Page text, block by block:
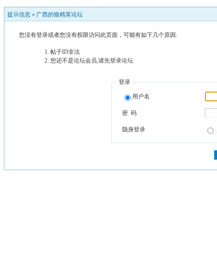
提示信息 » 广西的狼精英论坛
您没有登录或者您没有权限访问此页面，可能有如下几个原因:
帖子ID非法
您还不是论坛会员,请先登录论坛
登录
用户名
密 码
隐身登录